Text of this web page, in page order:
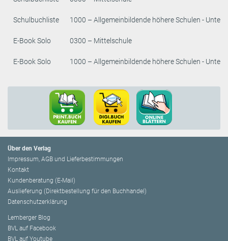
Schulbuchliste 1000 – Allgemeinbildende höhere Schulen -
E-Book Solo 0300 – Mittelschule
E-Book Solo 1000 – Allgemeinbildende höhere Schulen -
Über den Verlag
Impressum, AGB und Lieferbestimmungen
Kontakt
Kundenberatung (E-Mail)
Auslieferung (Direktbestellung für den Buchhandel)
Datenschutzerklärung
Lemberger Blog
BVL auf Facebook
BVL auf Youtube